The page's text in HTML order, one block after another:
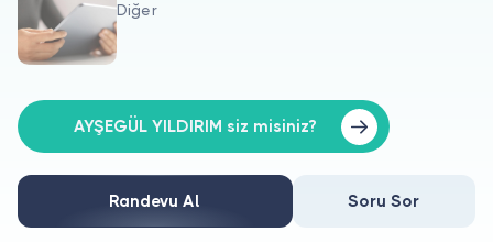
Hakkımızda
Doktorlar için
Doktor musunuz?
Diğer
AYŞEGÜL YILDIRIM siz misiniz?
Randevu Al Soru Sor